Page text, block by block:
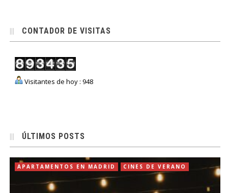
CONTADOR DE VISITAS
Visitantes de hoy : 948
ÚLTIMOS POSTS
APARTAMENTOS EN MADRID CINES DE VERANO